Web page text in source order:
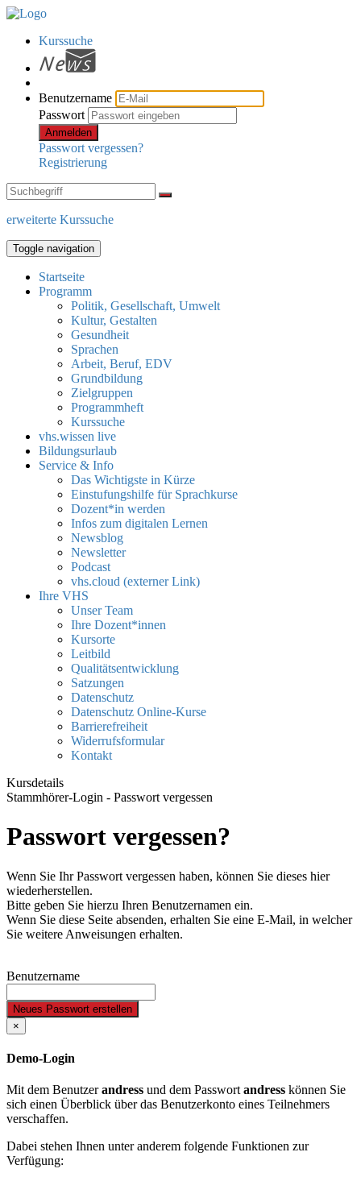
Kurssuche
Benutzername
Passwort
Anmelden
Passwort vergessen?
Registrierung
erweiterte Kurssuche
Toggle navigation
Startseite
Programm
Politik, Gesellschaft, Umwelt
Kultur, Gestalten
Gesundheit
Sprachen
Arbeit, Beruf, EDV
Grundbildung
Zielgruppen
Programmheft
Kurssuche
vhs.wissen live
Bildungsurlaub
Service & Info
Das Wichtigste in Kürze
Einstufungshilfe für Sprachkurse
Dozent*in werden
Infos zum digitalen Lernen
Newsblog
Newsletter
Podcast
vhs.cloud (externer Link)
Ihre VHS
Unser Team
Ihre Dozent*innen
Kursorte
Leitbild
Qualitätsentwicklung
Satzungen
Datenschutz
Datenschutz Online-Kurse
Barrierefreiheit
Widerrufsformular
Kontakt
Kursdetails
Stammhörer-Login - Passwort vergessen
Passwort vergessen?
Wenn Sie Ihr Passwort vergessen haben, können Sie dieses hier
wiederherstellen.
Bitte geben Sie hierzu Ihren Benutzernamen ein.
Wenn Sie diese Seite absenden, erhalten Sie eine E-Mail, in welcher
Sie weitere Anweisungen erhalten.
Benutzername
Neues Passwort erstellen
×
Demo-Login
Mit dem Benutzerandress und dem Passwortandress können Sie
sich einen Überblick über das Benutzerkonto eines Teilnehmers
verschaffen.
Dabei stehen Ihnen unter anderem folgende Funktionen zur
Verfügung: